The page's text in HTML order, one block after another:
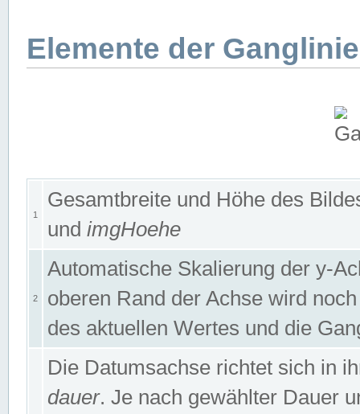
Elemente der
1
Gesamtbreite und Höhe des
und imgHoehe
2
Automatische Skalierung der y-
oberen Rand der Achse wird
des aktuellen Wertes und die
Die Datumsachse richtet sich in
dauer. Je nach gewählter Dauer